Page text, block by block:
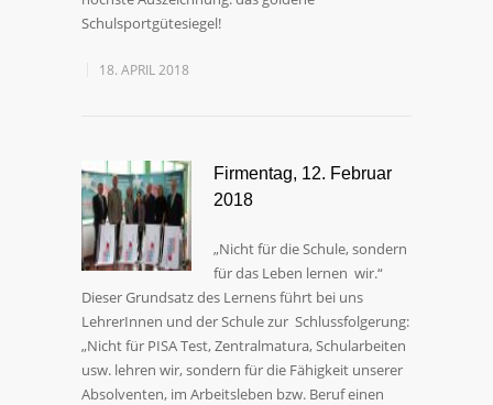
Schulsportgütesiegel!
18. APRIL 2018
Firmentag, 12. Februar
2018
„Nicht für die Schule, sondern
für das Leben lernen wir.“
Dieser Grundsatz des Lernens führt bei uns
LehrerInnen und der Schule zur Schlussfolgerung:
„Nicht für PISA Test, Zentralmatura, Schularbeiten
usw. lehren wir, sondern für die Fähigkeit unserer
Absolventen, im Arbeitsleben bzw. Beruf einen